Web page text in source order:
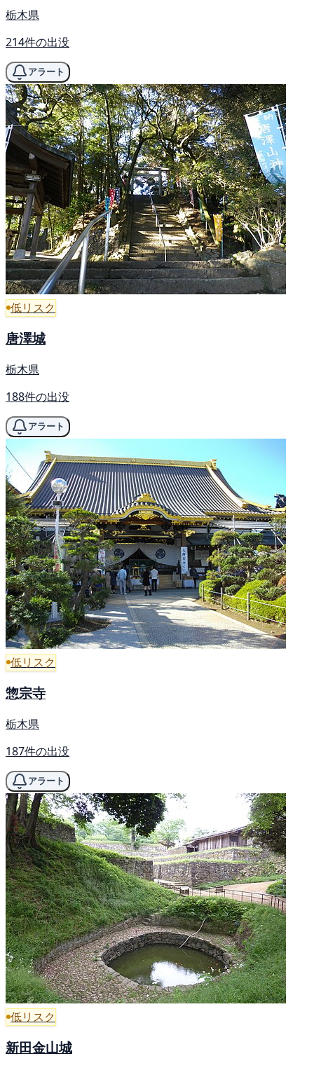
栃木県
214件の出没
アラート
低リスク
唐澤城
栃木県
188件の出没
アラート
低リスク
惣宗寺
栃木県
187件の出没
アラート
低リスク
新田金山城